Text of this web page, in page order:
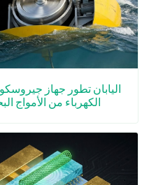
اليابان تطور جهاز
الكهرباء من الأمواج